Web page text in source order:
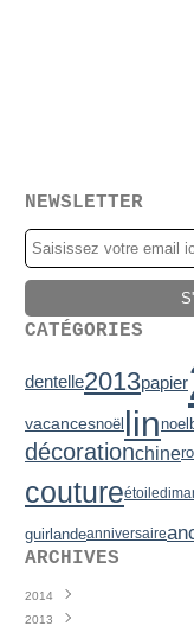
NEWSLETTER
CATÉGORIES
dentelle2013papier
vacancesnoël linnoel
décorationchine
coutureétoile
guirlandeanniversaire
ARCHIVES
2014
Juin
2013